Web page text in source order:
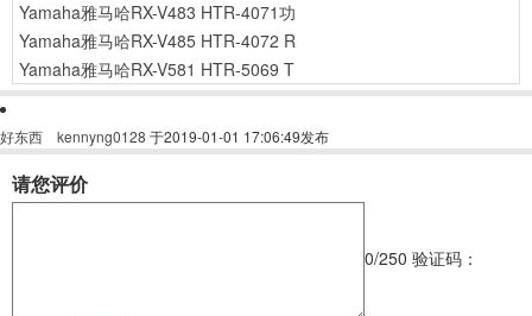
Yamaha雅马哈RX-V483 HTR-4071功
Yamaha雅马哈RX-V485 HTR-4072 R
Yamaha雅马哈RX-V581 HTR-5069 T
好东西 kennyng0128 于2019-01-01 17:06:49发布
请您评价
0/250 验证码：